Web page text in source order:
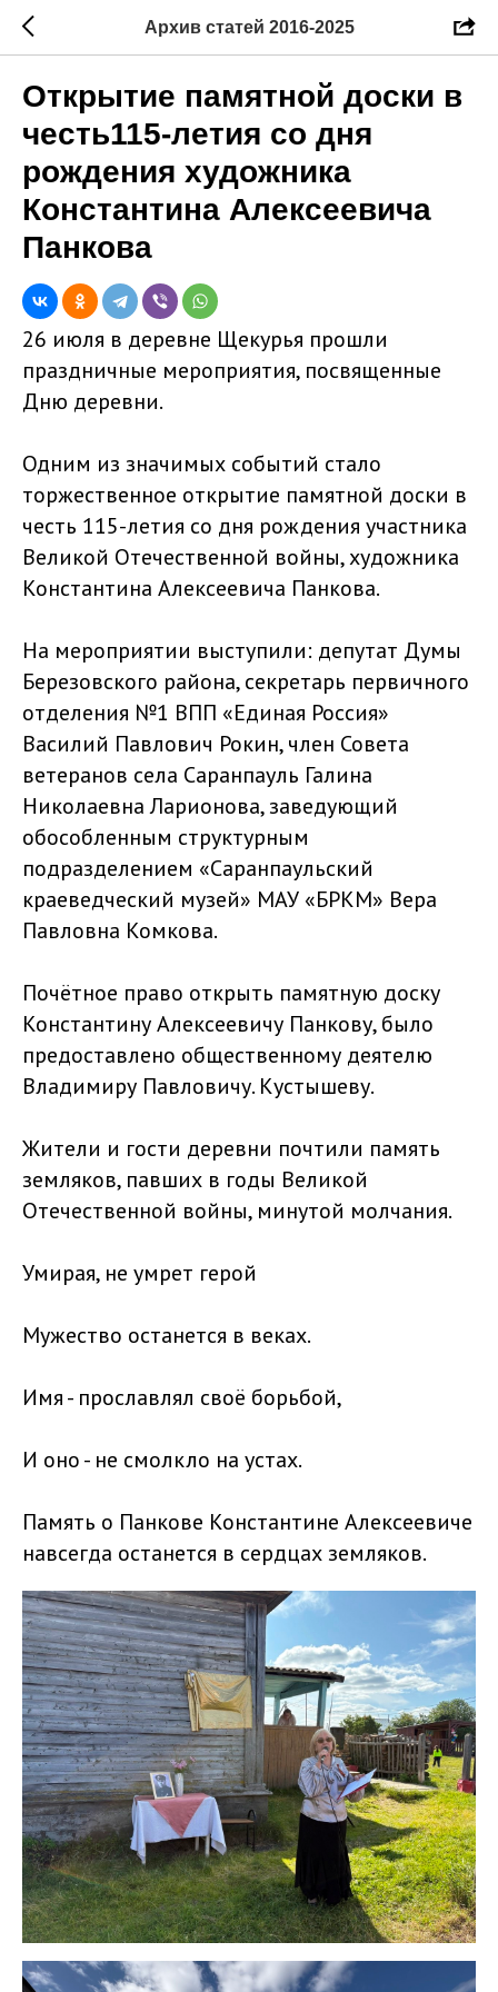
Архив статей 2016-2025
Открытие памятной доски в
честь115-летия со дня
рождения художника
Константина Алексеевича
Панкова
26 июля в деревне Щекурья прошли
праздничные мероприятия, посвященные
Дню деревни.
Одним из значимых событий стало
торжественное открытие памятной доски в
честь 115-летия со дня рождения участника
Великой Отечественной войны, художника
Константина Алексеевича Панкова.
На мероприятии выступили: депутат Думы
Березовского района, секретарь первичного
отделения №1 ВПП «Единая Россия»
Василий Павлович Рокин, член Совета
ветеранов села Саранпауль Галина
Николаевна Ларионова, заведующий
обособленным структурным
подразделением «Саранпаульский
краеведческий музей» МАУ «БРКМ» Вера
Павловна Комкова.
Почётное право открыть памятную доску
Константину Алексеевичу Панкову, было
предоставлено общественному деятелю
Владимиру Павловичу. Кустышеву.
Жители и гости деревни почтили память
земляков, павших в годы Великой
Отечественной войны, минутой молчания.
Умирая, не умрет герой
Мужество останется в веках.
Имя - прославлял своё борьбой,
И оно - не смолкло на устах.
Память о Панкове Константине Алексеевиче
навсегда останется в сердцах земляков.